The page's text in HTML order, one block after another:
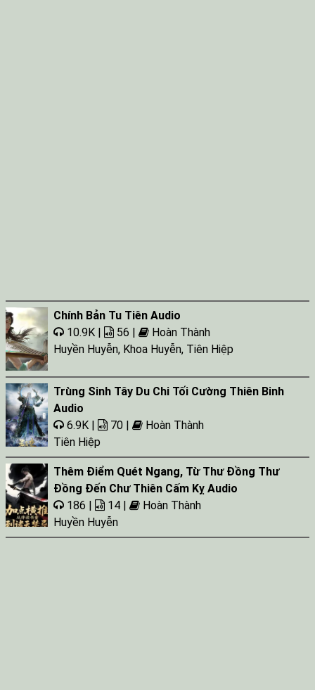
Chính Bản Tu Tiên Audio
10.9K |
56 |
Hoàn Thành
Huyền Huyễn, Khoa Huyễn, Tiên Hiệp
Trùng Sinh Tây Du Chi Tối Cường Thiên Binh
Audio
6.9K |
70 |
Hoàn Thành
Tiên Hiệp
Thêm Điểm Quét Ngang, Từ Thư Đồng Thư
Đồng Đến Chư Thiên Cấm Kỵ Audio
186 |
14 |
Hoàn Thành
Huyền Huyễn